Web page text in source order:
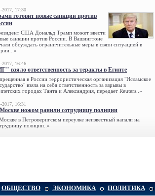
2017, 17:30
готовит новые санкции против
США Дональд Трамп может ввести
санкции против России. В Вашингтоне
обсуждать ограничительные меры в связи ситуацией в
2017, 16:46
взяло ответственность за теракты в Египте
в России террористическая организация "Исламское
взяла на себя ответственность за взрывы в
городах Танта и Александрия, передает Reuters..»
2017, 16:31
ножом ранили сотрудницу полиции
в Петроверигском переулке неизвестный напали на
полиции..»
ОБЩЕСТВО ЭКОНОМИКА ПОЛИТИКА